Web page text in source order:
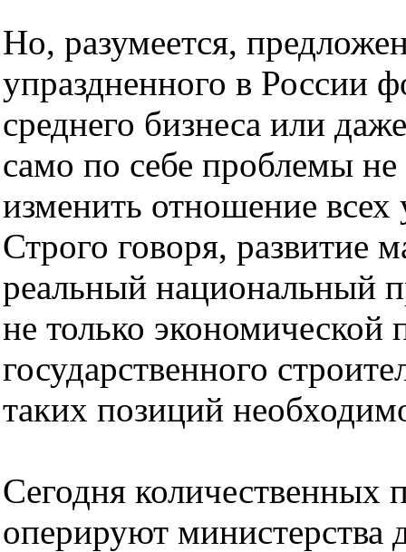
Но, разумеется,
упраздненного в России
среднего бизнеса или
само по себе проблемы
изменить отношение всех
Строго говоря, развитие
реальный национальный
не только экономической
государственного
таких позиций
Сегодня количественных
оперируют министерства